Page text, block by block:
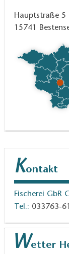
Hauptstraße 5
15741
Kontakt
Fischerei GbR
Tel.: 033763-
Wetter